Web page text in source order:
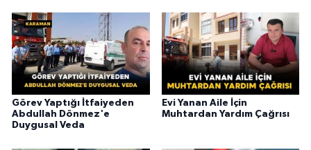
Görev Yaptığı İtfaiyeden
Abdullah Dönmez'e
Duygusal Veda
Evi Yanan Aile İçin
Muhtardan Yardım Çağrısı